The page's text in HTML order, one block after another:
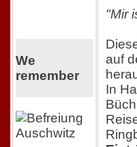
We
remember
"Mir
auf
In